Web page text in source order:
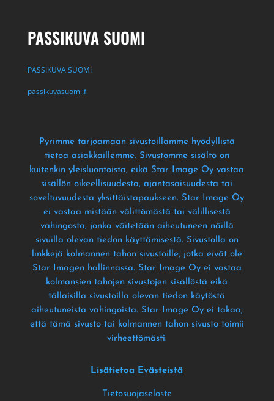
PASSIKUVA SUOMI
PASSIKUVA SUOMI
passikuvasuomi.fi
Pyrimme tarjoamaan sivustoillamme hyödyllistä
tietoa asiakkaillemme. Sivustomme sisältö on
kuitenkin yleisluontoista, eikä Star Image Oy vastaa
sisällön oikeellisuudesta, ajantasaisuudesta tai
soveltuvuudesta yksittäistapaukseen. Star Image Oy
ei vastaa mistään välittömästä tai välillisestä
vahingosta, jonka väitetään aiheutuneen näillä
sivuilla olevan tiedon käyttämisestä. Sivustolla on
linkkejä kolmannen tahon sivustoille, jotka eivät ole
Star Imagen hallinnassa. Star Image Oy ei vastaa
kolmansien tahojen sivustojen sisällöstä eikä
tällaisilla sivustoilla olevan tiedon käytöstä
aiheutuneista vahingoista. Star Image Oy ei takaa,
että tämä sivusto tai kolmannen tahon sivusto toimii
virheettömästi.
Lisätietoa Evästeistä
Tietosuojaseloste